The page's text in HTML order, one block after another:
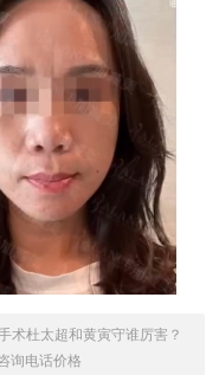
术杜太超和黄寅守谁厉害？
询电话价格